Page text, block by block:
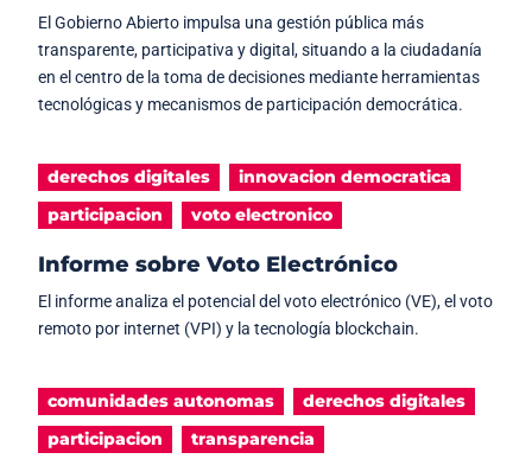
El Gobierno Abierto impulsa una gestión pública más
transparente, participativa y digital, situando a la ciudadanía
en el centro de la toma de decisiones mediante herramientas
tecnológicas y mecanismos de participación democrática.
derechos digitales
innovacion democratica
participacion
voto electronico
Informe sobre Voto Electrónico
El informe analiza el potencial del voto electrónico (VE), el voto
remoto por internet (VPI) y la tecnología blockchain.
comunidades autonomas
derechos digitales
participacion
transparencia